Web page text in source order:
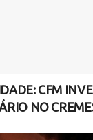
CFM
NO